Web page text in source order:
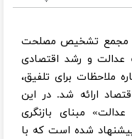
مجمع تشخیص مصلحت
عدالت و رشد اقتصادی
ملاحظات برای تلفیق،
ارائه شد. در این
مبنای بازنگری
شده است که با